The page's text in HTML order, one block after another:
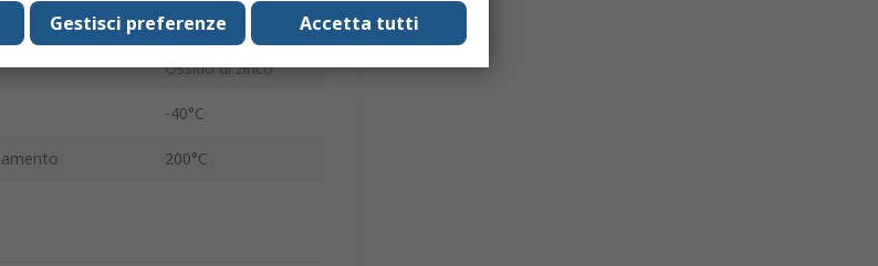
RoHS
Ossido di zinco
-40°C
200°C
Accetta tutti
Gestisci preferenze